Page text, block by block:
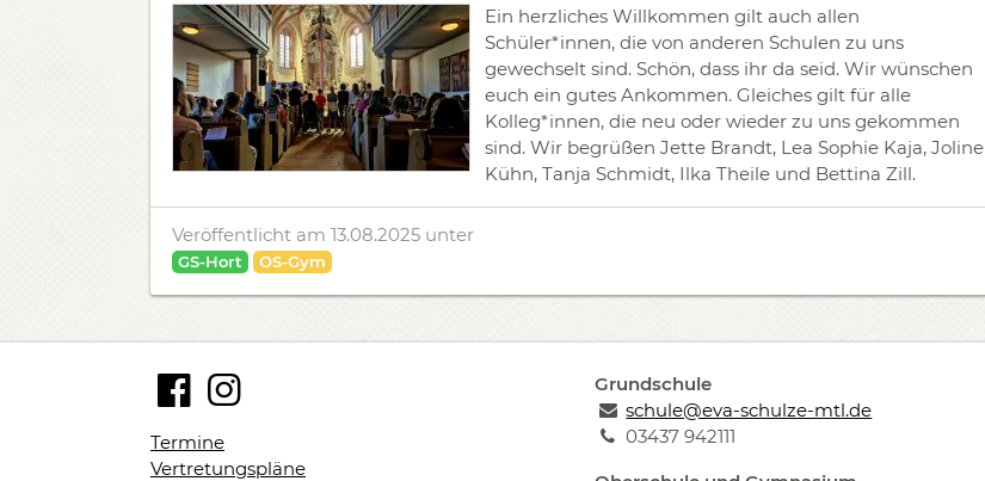
Ein herzliches Willkommen gilt auch allen
Schüler*innen, die von anderen Schulen zu uns
gewechselt sind. Schön, dass ihr da seid. Wir wünschen
euch ein gutes Ankommen. Gleiches gilt für alle
Kolleg*innen, die neu oder wieder zu uns gekommen
sind. Wir begrüßen Jette Brandt, Lea Sophie Kaja, Joline
Kühn, Tanja Schmidt, Ilka Theile und Bettina Zill.
Veröffentlicht am 13.08.2025 unter
GS-Hort OS-Gym
Termine
Vertretungspläne
Grundschule
schule@eva-schulze-mtl.de
03437 942111